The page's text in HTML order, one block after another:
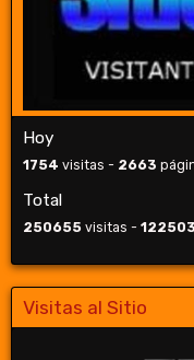
Hoy
1754 visitas - 2663
Total
250655 visitas -
Visitas al Sitio